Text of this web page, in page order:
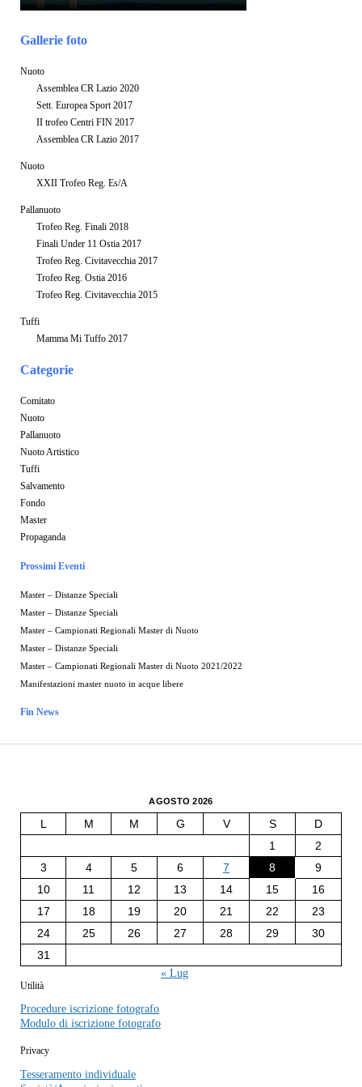
Gallerie foto
Nuoto
Assemblea CR Lazio 2020
Sett. Europea Sport 2017
II trofeo Centri FIN 2017
Assemblea CR Lazio 2017
Nuoto
XXII Trofeo Reg. Es/A
Pallanuoto
Trofeo Reg. Finali 2018
Finali Under 11 Ostia 2017
Trofeo Reg. Civitavecchia 2017
Trofeo Reg. Ostia 2016
Trofeo Reg. Civitavecchia 2015
Tuffi
Mamma Mi Tuffo 2017
Categorie
Comitato
Nuoto
Pallanuoto
Nuoto Artistico
Tuffi
Salvamento
Fondo
Master
Propaganda
Prossimi Eventi
Master – Distanze Speciali
Master – Distanze Speciali
Master – Campionati Regionali Master di Nuoto
Master – Distanze Speciali
Master – Campionati Regionali Master di Nuoto 2021/2022
Manifestazioni master nuoto in acque libere
Fin News
AGOSTO 2026
L M M G V S
D
1
2
3
4 5 6 7 8
9
10
11 12 13 14 15
16
17
18 19 20 21 22
23
24
25 26 27 28 29
30
31
« Lug
Utilità
Procedure iscrizione fotografo
Modulo di iscrizione fotografo
Privacy
Tesseramento individuale